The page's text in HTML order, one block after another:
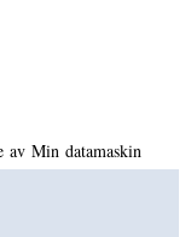
av Min datamaskin